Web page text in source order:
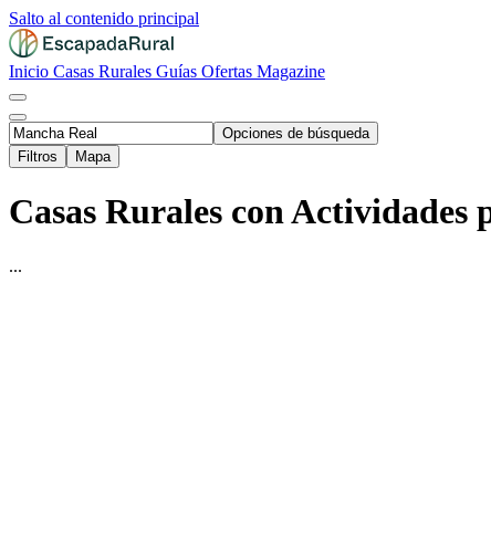
Salto al contenido principal
Inicio Casas Rurales Guías Ofertas Magazine
Opciones de búsqueda
Filtros
Mapa
Casas Rurales con
...